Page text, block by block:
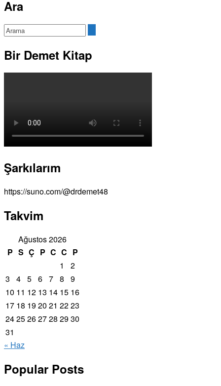
Ara
Bir Demet Kitap
Şarkılarım
https://suno.com/@drdemet48
Takvim
Ağustos 2026
P S Ç P C C P
1
2
3
4 5 6 7 8
9
10 11 12 13 14 15 16
17 18 1920 21 2223
2425262728 2930
31
« Haz
Popular Posts